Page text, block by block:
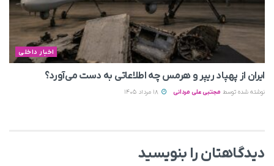
اخبار داخلی
ایران از پهپاد ریپر و هرمس چه اطلاعاتی به دست می‌آورد؟
نوشته شده توسط مجتبی علی مردانی
دیدگاهتان را بنویسید